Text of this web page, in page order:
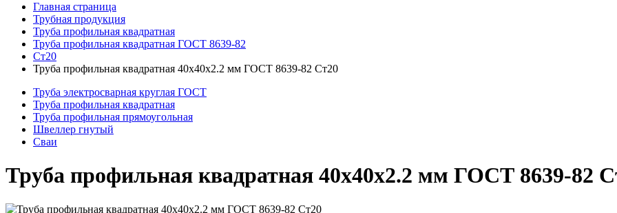
Главная страница
Трубная продукция
Труба профильная квадратная
Труба профильная квадратная ГОСТ 8639-82
Ст20
Труба профильная квадратная 40x40x2.2 мм ГОСТ 8639-82 Ст20
Труба электросварная круглая ГОСТ
Труба профильная квадратная
Труба профильная прямоугольная
Швеллер гнутый
Сваи
Труба профильная квадратная 40x40x2.2 мм ГОСТ 8639-82